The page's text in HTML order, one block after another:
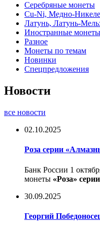
Серебряные монеты
Cu-Ni, Медно-
Латунь, Латунь-
Иностранные монеты
Разное
Монеты по темам
Новинки
Спецпредложения
Новости
все новости
02.10.2025
Роза серии
Банк России 1
монеты «Роза»
30.09.2025
Георгий